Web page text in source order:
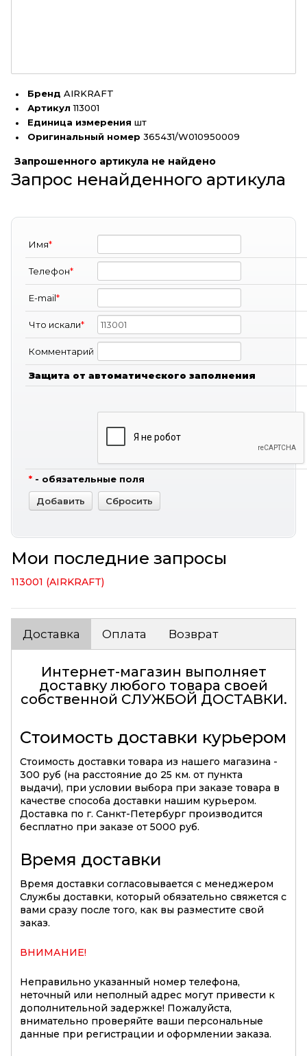
Бренд AIRKRAFT
Артикул 113001
Единица измерения шт
Оригинальный номер 365431/W010950009
Запрошенного артикула не найдено
Запрос ненайденного артикула
Имя*
Телефон*
E-mail*
Что искали*
Комментарий
Защита от автоматического заполнения
* - обязательные поля
Мои последние запросы
113001 (AIRKRAFT)
Доставка Оплата Возврат
Интернет-магазин выполняет
доставку любого товара своей
собственной СЛУЖБОЙ ДОСТАВКИ.
Стоимость доставки курьером
Стоимость доставки товара из нашего магазина -
300 руб (на расстояние до 25 км. от пункта
выдачи), при условии выбора при заказе товара в
качестве способа доставки нашим курьером.
Доставка по г. Санкт-Петербург производится
бесплатно при заказе от 5000 руб.
Время доставки
Время доставки согласовывается с менеджером
Службы доставки, который обязательно свяжется с
вами сразу после того, как вы разместите свой
заказ.
ВНИМАНИЕ!
Неправильно указанный номер телефона,
неточный или неполный адрес могут привести к
дополнительной задержке! Пожалуйста,
внимательно проверяйте ваши персональные
данные при регистрации и оформлении заказа.